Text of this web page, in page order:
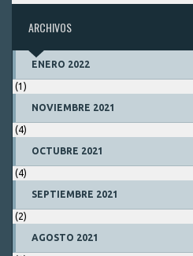
ARCHIVOS
ENERO 2022
(1)
NOVIEMBRE 2021
(4)
OCTUBRE 2021
(4)
SEPTIEMBRE 2021
(2)
AGOSTO 2021